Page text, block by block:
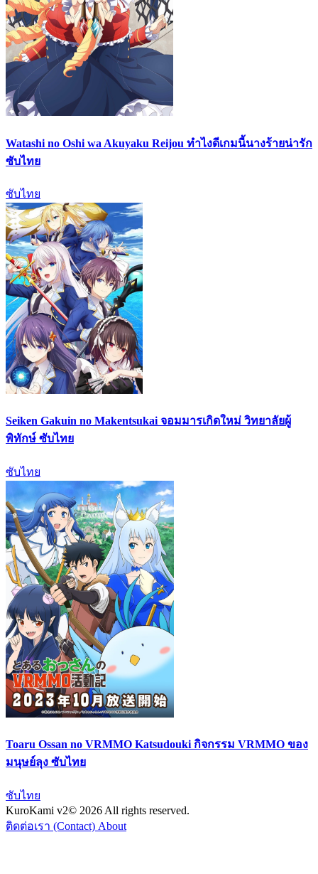
Watashi no Oshi wa Akuyaku Reijou ทำไงดีเกมนี้นางร้ายน่ารัก
ซับไทย
ซับไทย
Seiken Gakuin no Makentsukai จอมมารเกิดใหม่ วิทยาลัยผู้
พิทักษ์ ซับไทย
ซับไทย
Toaru Ossan no VRMMO Katsudouki กิจกรรม VRMMO ของ
มนุษย์ลุง ซับไทย
ซับไทย
KuroKami v2© 2026 All rights reserved.
ติดต่อเรา (Contact) About